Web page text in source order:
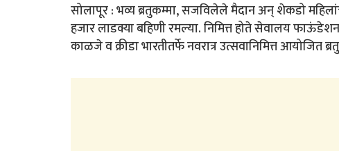
सोलापूर : भव्य ब्रतुकम्मा, सजविलेले मैदान अन् शेकडो
हजार लाडक्या बहिणी रमल्या. निमित्त होते सेवालय
काळजे व क्रीडा भारतीतर्फे नवरात्र उत्सवानिमित्त आयोजित